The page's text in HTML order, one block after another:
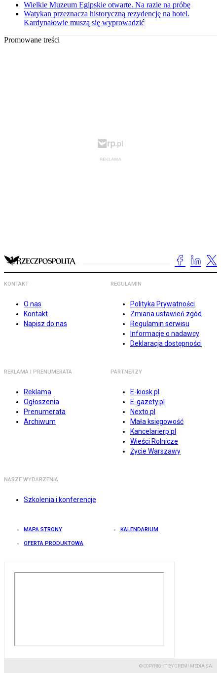
Wielkie Muzeum Egipskie otwarte. Na razie na próbę
Watykan przeznacza historyczną rezydencję na hotel.
Kardynałowie muszą się wyprowadzić
Promowane treści
KONTAKT
O nas
Kontakt
Napisz do nas
REGULAMIN
Polityka Prywatności
Zmiana ustawień zgód
Regulamin serwisu
Informacje o nadawcy
Deklaracja dostępności
REKLAMA I PRENUMERATA
Reklama
Ogłoszenia
Prenumerata
Archiwum
PARTNERZY
E-kiosk.pl
E-gazety.pl
Nexto.pl
Mała księgowość
Kancelarierp.pl
Wieści Rolnicze
Życie Warszawy
NASZE WYDARZENIA
Szkolenia i konferencje
MAPA STRONY KALENDARIUM
OFERTA PRODUKTOWA
© COPYRIGHT BY GREMI MEDIA SA